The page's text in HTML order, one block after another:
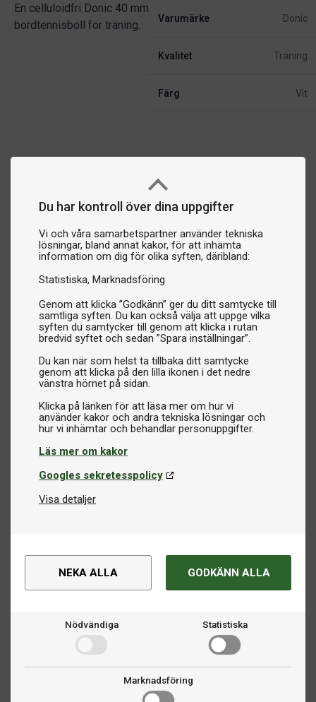
Du har kontroll över dina uppgifter
Vi och våra samarbetspartner använder tekniska
lösningar, bland annat kakor, för att inhämta
information om dig för olika syften, däribland:
Statistiska Marknadsföring
Genom att klicka ”Godkänn” ger du ditt samtycke till
samtliga syften. Du kan också välja att uppge vilka
syften du samtycker till genom att klicka i rutan
bredvid syftet och sedan ”Spara inställningar”.
Du kan när som helst ta tillbaka ditt samtycke
genom att klicka på den lilla ikonen i det nedre
vänstra hörnet på sidan.
Klicka på länken för att läsa mer om hur vi
använder kakor och andra tekniska lösningar och
Läs mer om kakor
Googles sekretesspolicy
Visa detaljer
NEKA ALLA GODKÄNN ALLA
Nödvändiga Statistiska
Marknadsföring
En celluloidfri Donic 40 mm
bordtennisboll för träning.
Varumärke Donic
Kvalitet Träning
Färg Vit